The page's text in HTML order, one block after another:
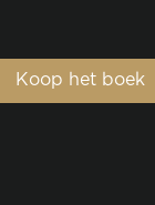
Koop het boek